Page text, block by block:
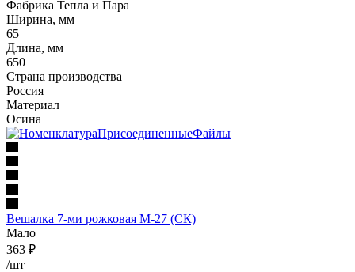
Фабрика Тепла и Пара
Ширина, мм
65
Длина, мм
650
Страна производства
Россия
Материал
Осина
Вешалка 7-ми рожковая М-27 (СК)
Мало
363 ₽
/шт